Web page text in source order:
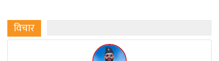
विचार